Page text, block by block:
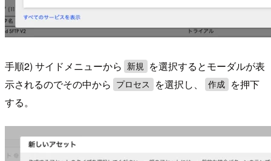
手順2) サイドメニューから 新規
を選択するとモーダルが表
示されるのでその中から
プロセス を選択し、 作成
を押下
する。